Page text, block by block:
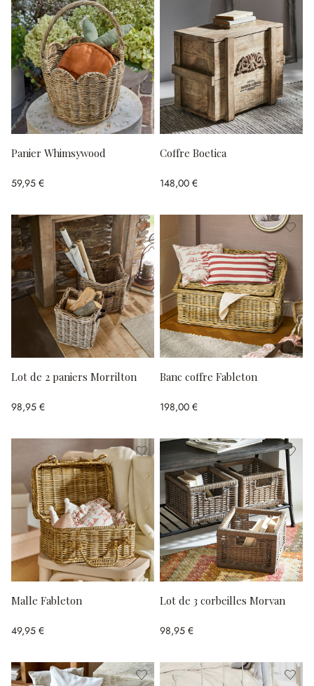
Panier Whimsywood
59,95 €
Coffre Boetica
148,00 €
Lot de 2 paniers Morrilton
98,95 €
Banc coffre Fableton
198,00 €
Malle Fableton
49,95 €
Lot de 3 corbeilles Morvan
98,95 €